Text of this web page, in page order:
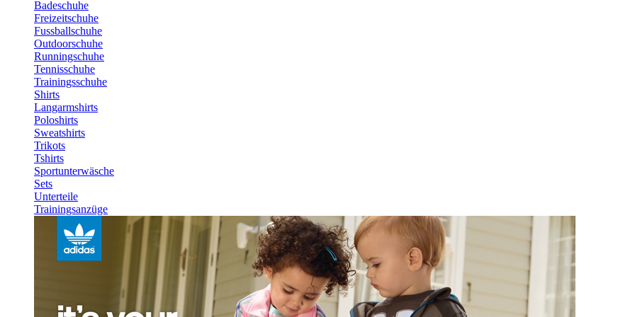
Badeschuhe
Freizeitschuhe
Fussballschuhe
Outdoorschuhe
Runningschuhe
Tennisschuhe
Trainingsschuhe
Shirts
Langarmshirts
Poloshirts
Sweatshirts
Trikots
Tshirts
Sportunterwäsche
Sets
Unterteile
Trainingsanzüge